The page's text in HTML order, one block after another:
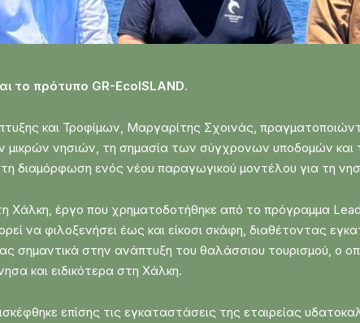
το πρότυπο GR-EcoISLAND.
και Τροφίμων, Μαργαρίτης Σχοινάς,
μικρών νησιών, τη σημασία των σύγχρονων υποδομών
διαμόρφωση ενός νέου παραγωγικού μοντέλου για τη
έργο που χρηματοδοτήθηκε από το πρόγραμμα
να φιλοξενήσει έως και είκοσι σκάφη, διαθέτοντας
σημαντικά στην ανάπτυξη του θαλάσσιου τουρισμού, ο
και ειδικότερα στη Χάλκη.
επίσης τις εγκαταστάσεις της εταιρείας